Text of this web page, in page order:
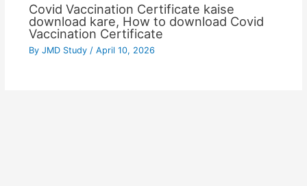
Covid Vaccination Certificate kaise
download kare, How to download Covid
Vaccination Certificate
By JMD Study / April 10, 2026